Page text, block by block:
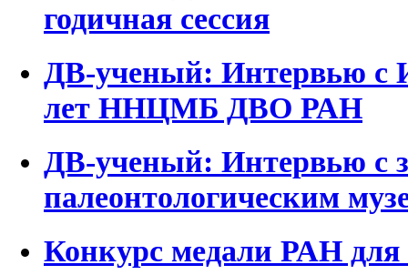
годичная сессия
ДВ-ученый: Интервью
лет ННЦМБ ДВО РАН
ДВ-ученый: Интервью с
палеонтологическим
Конкурс медали РАН